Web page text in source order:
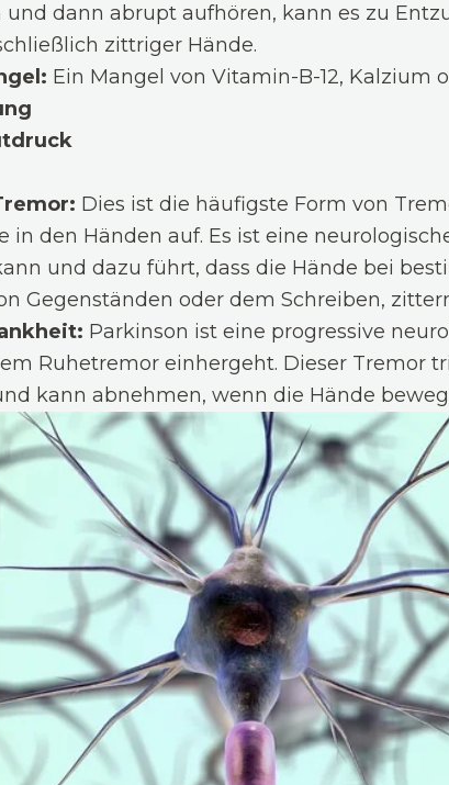
und dann abrupt aufhören, kann es zu
zittriger Hände.
Ein Mangel von Vitamin-B-12, Kalzium
Dies ist die häufigste Form von
in den Händen auf. Es ist eine
und dazu führt, dass die Hände bei
Gegenständen oder dem Schreiben,
Parkinson ist eine progressive
Ruhetremor einhergeht. Dieser Tremor
kann abnehmen, wenn die Hände